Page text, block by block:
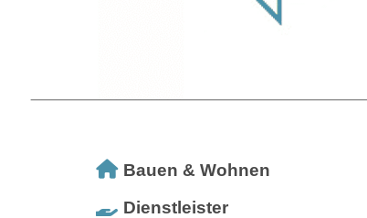
Bauen & Wohnen
Dienstleister